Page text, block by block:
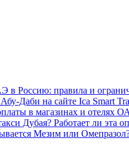
в Россию: правила и
Даби на сайте Ica Smart
в магазинах и отелях
Дубая? Работает ли эта
Мезим или